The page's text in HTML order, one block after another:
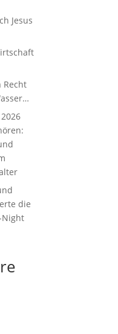
Jesus
Recht
die
Night